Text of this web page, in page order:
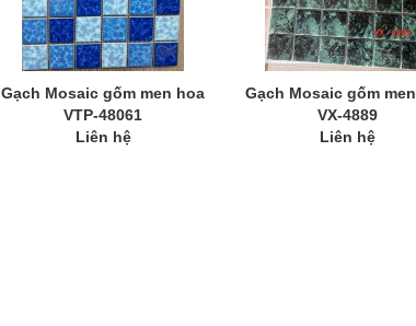
Gạch Mosaic gốm men hoa
VTP-48061
Liên hệ
Gạch Mosaic gốm
VX-4889
Liên hệ